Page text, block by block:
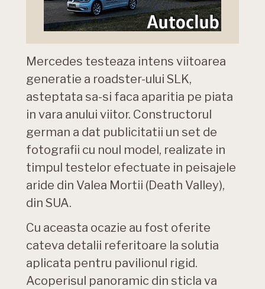
Mercedes testeaza intens viitoarea
generatie a roadster-ului SLK,
asteptata sa-si faca aparitia pe piata
in vara anului viitor. Constructorul
german a dat publicitatii un set de
fotografii cu noul model, realizate in
timpul testelor efectuate in peisajele
aride din Valea Mortii (Death Valley),
din SUA.
Cu aceasta ocazie au fost oferite
cateva detalii referitoare la solutia
aplicata pentru pavilionul rigid.
Acoperisul panoramic din sticla va